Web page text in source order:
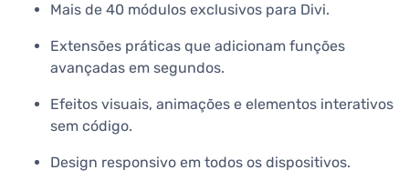
Mais de 40 módulos exclusivos para Divi.
Extensões práticas que adicionam funções
avançadas em segundos.
Efeitos visuais, animações e elementos interativos
sem código.
Design responsivo em todos os dispositivos.